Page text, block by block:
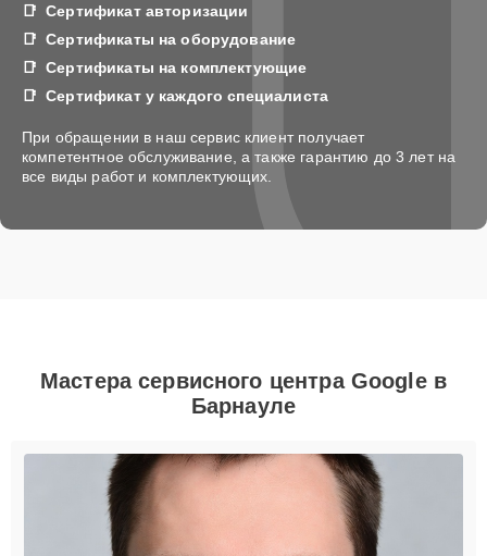
Сертификат авторизации
Сертификаты на оборудование
Сертификаты на комплектующие
Сертификат у каждого специалиста
При обращении в наш сервис клиент получает
компетентное обслуживание, а также гарантию до 3 лет на
все виды работ и комплектующих.
Мастера сервисного центра Google в
Барнауле